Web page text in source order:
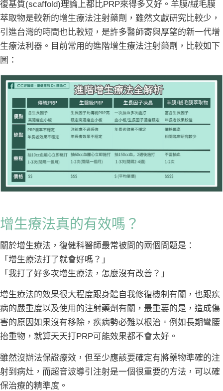
復基質(scaffold)理論上都比PRP來得多又好。羊膜/絨毛膜
萃取物是較新的增生療法注射藥劑，雖然文獻研究比較少，
引進台灣的時間也比較短，是許多醫師寄與厚望的新一代增
生療法利器。目前常用的進階增生療法注射藥劑，比較如下
圖：
增生療法真的有效嗎？
關於增生療法，復健科醫師最常被問的兩個問題是：
「增生療法打了就會好嗎？」
「我打了好多次增生療法，怎麼沒有改善？」
增生療法的效果很大程度跟身體自我修復機制有關，也跟疾
病的嚴重度以及使用的注射藥劑有關，最重要的是，造成傷
害的原因如果沒有移除，疾病勢必難以根治。例如長期彎腰
抬重物，就算天天打PRP可能效果都不會太好。
雖然沒辦法保證療效，但至少應該要確定有將藥物準確的注
射到病灶，而超音波導引注射是一個很重要的方法，可以確
保治療的精準度。